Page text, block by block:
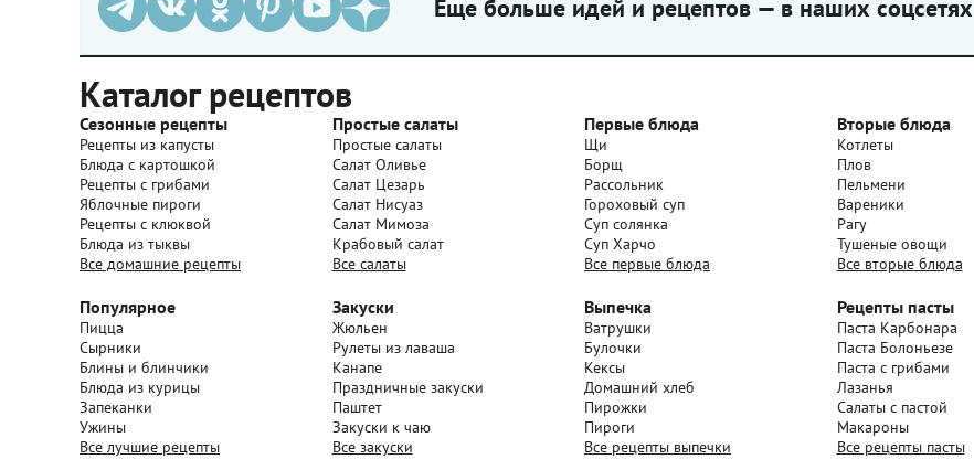
Еще больше идей и рецептов — в наших соцсетях
Каталог рецептов
Сезонные рецепты
Рецепты из капусты
Блюда с картошкой
Рецепты с грибами
Яблочные пироги
Рецепты с клюквой
Блюда из тыквы
Все домашние рецепты
Простые салаты
Простые салаты
Салат Оливье
Салат Цезарь
Салат Нисуаз
Салат Мимоза
Крабовый салат
Все салаты
Первые блюда
Щи
Борщ
Рассольник
Гороховый суп
Суп солянка
Суп Харчо
Все первые блюда
Вторые блюда
Котлеты
Плов
Пельмени
Вареники
Рагу
Тушеные овощи
Все вторые блюда
Популярное
Пицца
Сырники
Блины и блинчики
Блюда из курицы
Запеканки
Ужины
Все лучшие рецепты
Закуски
Жюльен
Рулеты из лаваша
Канапе
Праздничные закуски
Паштет
Закуски к чаю
Все закуски
Выпечка
Ватрушки
Булочки
Кексы
Домашний хлеб
Пирожки
Пироги
Все рецепты выпечки
Рецепты пасты
Паста Карбонара
Паста Болоньезе
Паста с грибами
Лазанья
Салаты с пастой
Макароны
Все рецепты пасты